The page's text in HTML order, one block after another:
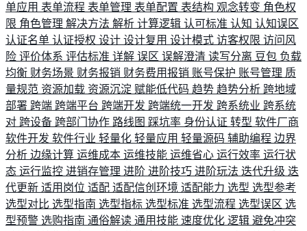
单应用 表单流程 表单管理 表单配置 表结构 观念转变 角色权
限 角色管理 解决方法 解析 计算逻辑 认可标准 认知 认知误区
认证名单 认证授权 设计 设计复用 设计模式 访客权限 访问风
险 评价体系 评估标准 详解 误区 误解澄清 读写分离 豆包 负载
均衡 财务场景 财务报销 财务费用报销 账号保护 账号管理 质
量规范 资源加载 资源沉淀 赋能低代码 趋势 趋势分析 跨地域
部署 跨端 跨端平台 跨端开发 跨端统一开发 跨系统业 跨系统
对 跨设备 跨部门协作 路线图 踩坑率 身份认证 转型 软件厂商
软件开发 软件行业 轻量化 轻量应用 轻量源码 辅助编程 边界
分析 边缘计算 运维成本 运维技能 运维省心 运行效率 运行状
态 运行监控 进销存管理 进阶 进阶技巧 进阶玩法 迭代升级 迭
代更新 适用岗位 适配 适配信创环境 适配能力 选型 选型参考
选型对比 选型指南 选型指标 选型标准 选型流程 选型误区 选
型预警 选购指南 通俗解读 通用技能 速度优化 逻辑 避免冲突